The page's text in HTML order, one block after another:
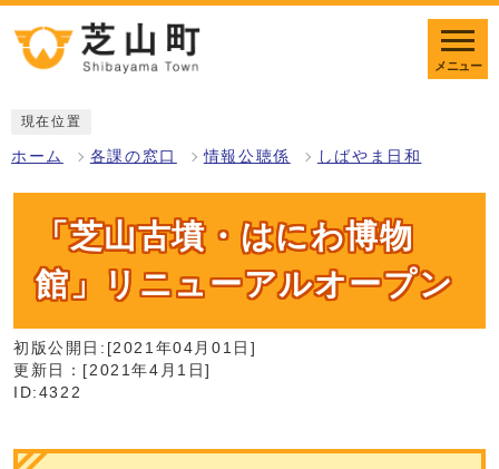
メニュー
現在位置
ホーム 各課の窓口 情報公聴係 しばやま日和
「芝山古墳・はにわ博物
館」リニューアルオープン
初版公開日:[2021年04月01日]
更新日：[2021年4月1日]
ID:4322